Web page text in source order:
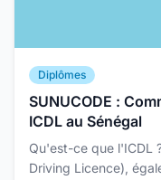
Diplômes
SUNUCODE :
ICDL au Sénégal
Qu'est-ce que l'ICDL
Driving Licence),